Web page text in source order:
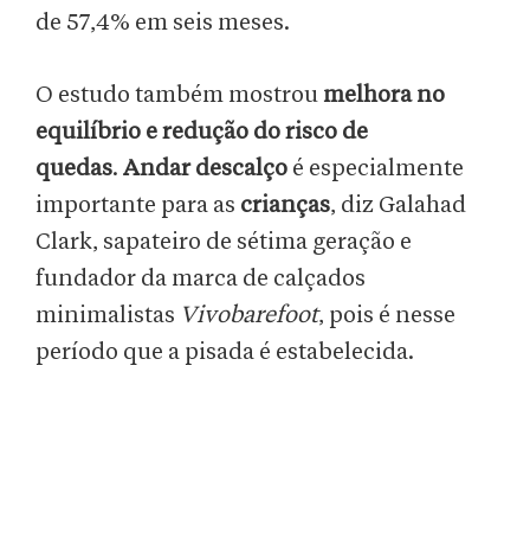
de 57,4% em seis meses.
O estudo também mostrou melhora no
equilíbrio e redução do risco de
quedas. Andar descalço é especialmente
importante para as crianças, diz Galahad
Clark, sapateiro de sétima geração e
fundador da marca de calçados
minimalistas Vivobarefoot, pois é nesse
período que a pisada é estabelecida.